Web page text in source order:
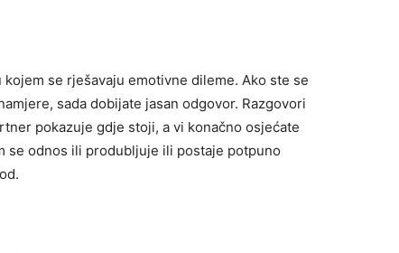
se rješavaju emotivne dileme. Ako ste se
sada dobijate jasan odgovor. Razgovori
pokazuje gdje stoji, a vi konačno osjećate
se odnos ili produbljuje ili postaje potpuno